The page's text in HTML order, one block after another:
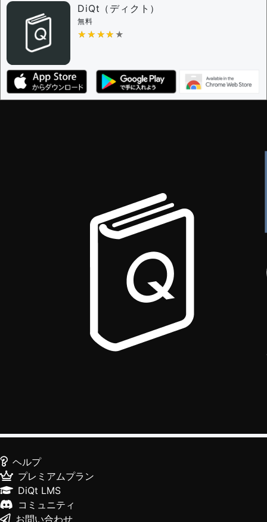
問題の編集権限を持つユーザー -
審査に対する投票権限を持つユーザー -
ザー
決定に必要な投票数 -
編集ガイドライン
DiQt（ディクト）
無料
★★★★★
★★★★★
ヘルプ
プレミアムプラン
DiQt LMS
コミュニティ
お問い合わせ